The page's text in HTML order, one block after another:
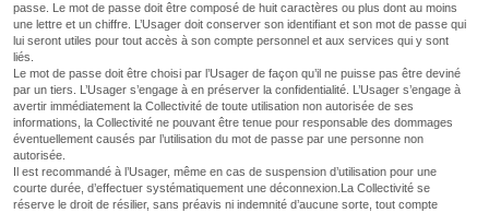
passe. Le mot de passe doit être composé de huit caractères ou plus dont au moins
une lettre et un chiffre. L’Usager doit conserver son identifiant et son mot de passe qui
lui seront utiles pour tout accès à son compte personnel et aux services qui y sont
liés.
Le mot de passe doit être choisi par l’Usager de façon qu’il ne puisse pas être deviné
par un tiers. L’Usager s’engage à en préserver la confidentialité. L’Usager s’engage à
avertir immédiatement la Collectivité de toute utilisation non autorisée de ses
informations, la Collectivité ne pouvant être tenue pour responsable des dommages
éventuellement causés par l’utilisation du mot de passe par une personne non
autorisée.
Il est recommandé à l’Usager, même en cas de suspension d’utilisation pour une
courte durée, d’effectuer systématiquement une déconnexion.La Collectivité se
réserve le droit de résilier, sans préavis ni indemnité d’aucune sorte, tout compte